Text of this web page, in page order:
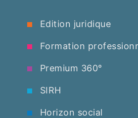
Edition juridique
Formation
Premium 360°
SIRH
Horizon social